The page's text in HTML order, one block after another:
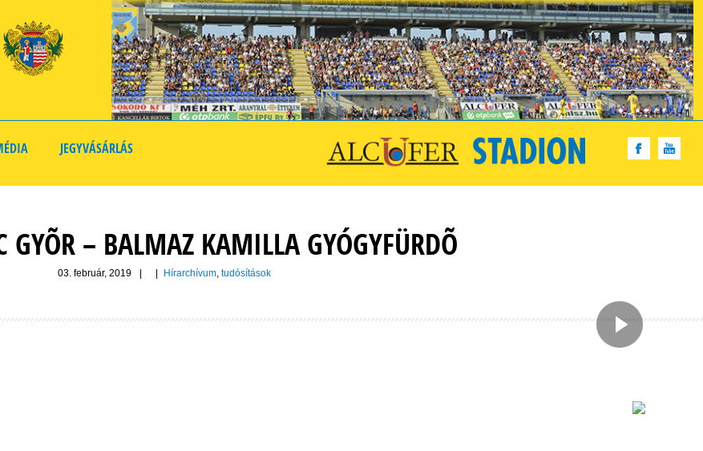
JEGYVÁSÁRLÁS
GYÕR – BALMAZ KAMILLA GYÓGYFÜRDÕ
03. február, 2019 Hírarchívum, tudósítások